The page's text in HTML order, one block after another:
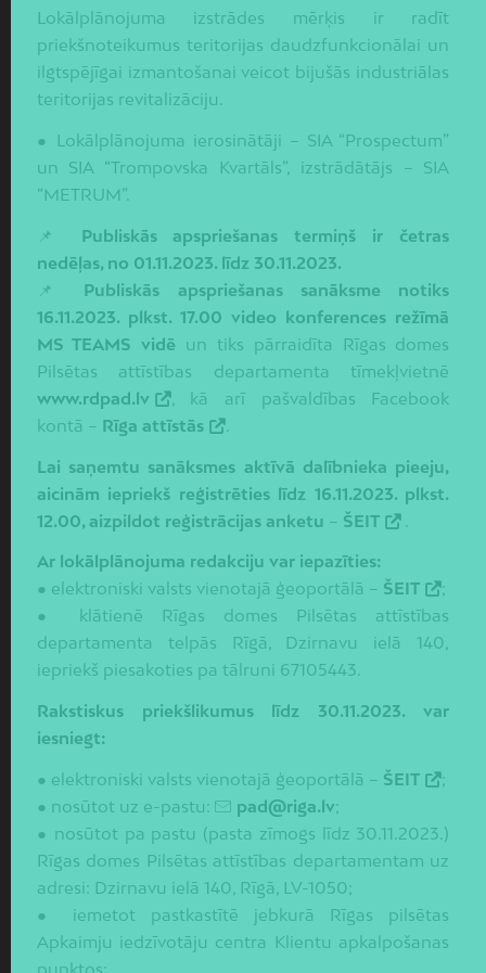
Lokālplānojuma izstrādes mērķis ir radīt
priekšnoteikumus teritorijas daudzfunkcionālai un
ilgtspējīgai izmantošanai veicot bijušās industriālas
teritorijas revitalizāciju.
● Lokālplānojuma ierosinātāji – SIA “Prospectum”
un SIA “Trompovska Kvartāls”, izstrādātājs – SIA
“METRUM”.
📌 Publiskās apspriešanas termiņš ir četras
nedēļas, no 01.11.2023. līdz 30.11.2023.
📌 Publiskās apspriešanas sanāksme notiks
16.11.2023. plkst. 17.00 video konferences režīmā
MS TEAMS vidē un tiks pārraidīta Rīgas domes
Pilsētas attīstības departamenta tīmekļvietnē
www.rdpad.lv
, kā arī pašvaldības Facebook
kontā – Rīga attīstās .
Lai saņemtu sanāksmes aktīvā dalībnieka pieeju,
aicinām iepriekš reģistrēties līdz 16.11.2023. plkst.
12.00, aizpildot reģistrācijas anketu – ŠEIT .
Ar lokālplānojuma redakciju var iepazīties:
● elektroniski valsts vienotajā ģeoportālā – ŠEIT
;
● klātienē Rīgas domes Pilsētas attīstības
departamenta telpās Rīgā, Dzirnavu ielā 140,
iepriekš piesakoties pa tālruni 67105443.
Rakstiskus priekšlikumus līdz 30.11.2023. var
iesniegt:
● elektroniski valsts vienotajā ģeoportālā – ŠEIT
;
● nosūtot uz e-pastu:
pad@riga.lv;
● nosūtot pa pastu (pasta zīmogs līdz 30.11.2023.)
Rīgas domes Pilsētas attīstības departamentam uz
adresi: Dzirnavu ielā 140, Rīgā, LV-1050;
● iemetot pastkastītē jebkurā Rīgas pilsētas
Apkaimju iedzīvotāju centra Klientu apkalpošanas
punktos: